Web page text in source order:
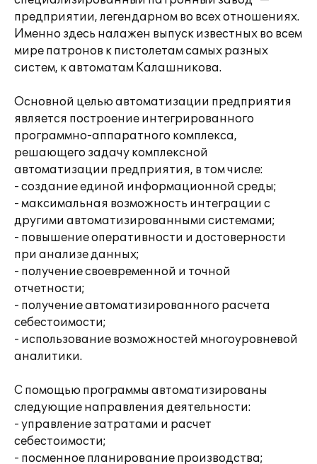
предприятии, легендарном во всех отношениях.
Именно здесь налажен выпуск известных во всем
мире патронов к пистолетам самых разных
систем, к автоматам Калашникова.
Основной целью автоматизации предприятия
является построение интегрированного
программно-аппаратного комплекса,
решающего задачу комплексной
автоматизации предприятия, в том числе:
- создание единой информационной среды;
- максимальная возможность интеграции с
другими автоматизированными системами;
- повышение оперативности и достоверности
при анализе данных;
- получение своевременной и точной
отчетности;
- получение автоматизированного расчета
себестоимости;
- использование возможностей многоуровневой
аналитики.
С помощью программы автоматизированы
следующие направления деятельности:
- управление затратами и расчет
себестоимости;
- посменное планирование производства;